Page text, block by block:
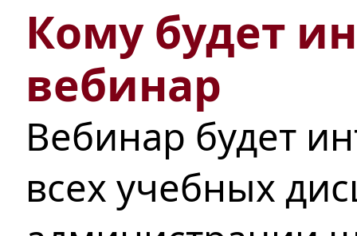
Кому будет
вебинар
Вебинар будет
всех учебных